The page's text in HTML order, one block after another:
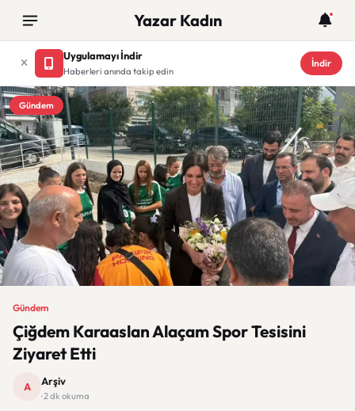
Yazar Kadın
Uygulamayı İndir
Haberleri anında takip edin
İndir
Gündem
Gündem
Çiğdem Karaaslan Alaçam Spor Tesisini
Ziyaret Etti
A Arşiv
· 2 dk okuma